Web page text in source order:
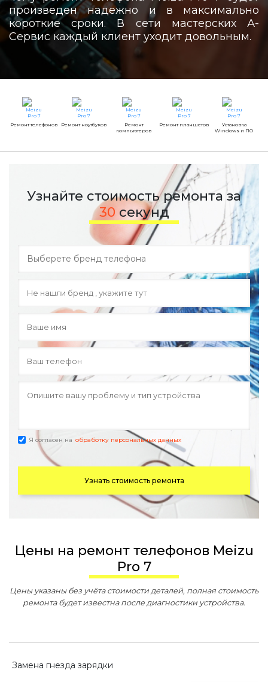
произведен надежно и в максимально
короткие сроки. В сети мастерских А-
Сервис каждый клиент уходит довольным.
Ремонт телефонов Ремонт ноутбуков
Ремонт
компьютеров
Ремонт планшетов
Установка
Windows и ПО
Узнайте стоимость ремонта за
30 секунд
Я согласен на обработку персональных данных
Узнать стоимость ремонта
Цены на ремонт телефонов Meizu
Pro 7
Цены указаны без учёта стоимости деталей, полная стоимость
ремонта будет известна после диагностики устройства.
Замена гнезда зарядки